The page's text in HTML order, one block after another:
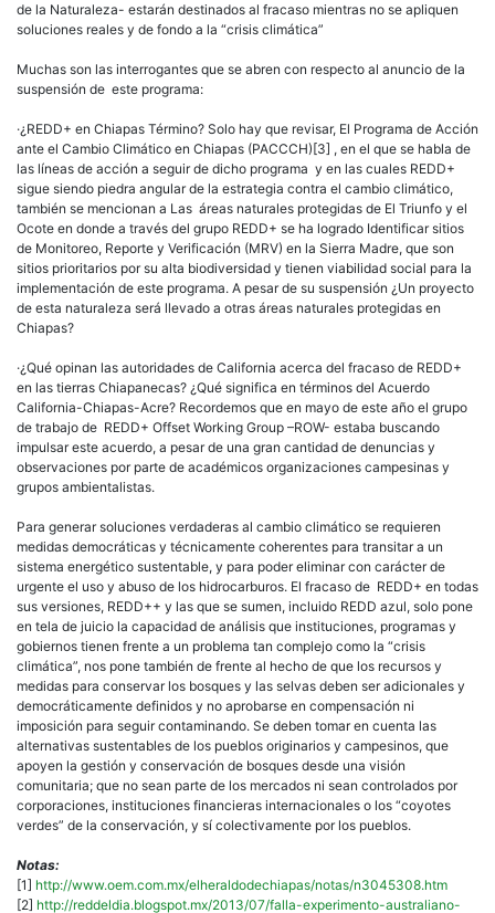
de la Naturaleza- estarán destinados al fracaso mientras no se apliquen
soluciones reales y de fondo a la “crisis climática”
Muchas son las interrogantes que se abren con respecto al anuncio de la
suspensión de este programa:
·¿REDD+ en Chiapas Término? Solo hay que revisar, El Programa de Acción
ante el Cambio Climático en Chiapas (PACCCH)[3] , en el que se habla de
las líneas de acción a seguir de dicho programa y en las cuales REDD+
sigue siendo piedra angular de la estrategia contra el cambio climático,
también se mencionan a Las áreas naturales protegidas de El Triunfo y el
Ocote en donde a través del grupo REDD+ se ha logrado Identificar sitios
de Monitoreo, Reporte y Verificación (MRV) en la Sierra Madre, que son
sitios prioritarios por su alta biodiversidad y tienen viabilidad social para la
implementación de este programa. A pesar de su suspensión ¿Un proyecto
de esta naturaleza será llevado a otras áreas naturales protegidas en
Chiapas?
·¿Qué opinan las autoridades de California acerca del fracaso de REDD+
en las tierras Chiapanecas? ¿Qué significa en términos del Acuerdo
California-Chiapas-Acre? Recordemos que en mayo de este año el grupo
de trabajo de REDD+ Offset Working Group –ROW- estaba buscando
impulsar este acuerdo, a pesar de una gran cantidad de denuncias y
observaciones por parte de académicos organizaciones campesinas y
grupos ambientalistas.
Para generar soluciones verdaderas al cambio climático se requieren
medidas democráticas y técnicamente coherentes para transitar a un
sistema energético sustentable, y para poder eliminar con carácter de
urgente el uso y abuso de los hidrocarburos. El fracaso de REDD+ en todas
sus versiones, REDD++ y las que se sumen, incluido REDD azul, solo pone
en tela de juicio la capacidad de análisis que instituciones, programas y
gobiernos tienen frente a un problema tan complejo como la “crisis
climática”, nos pone también de frente al hecho de que los recursos y
medidas para conservar los bosques y las selvas deben ser adicionales y
democráticamente definidos y no aprobarse en compensación ni
imposición para seguir contaminando. Se deben tomar en cuenta las
alternativas sustentables de los pueblos originarios y campesinos, que
apoyen la gestión y conservación de bosques desde una visión
comunitaria; que no sean parte de los mercados ni sean controlados por
corporaciones, instituciones financieras internacionales o los “coyotes
verdes” de la conservación, y sí colectivamente por los pueblos.
Notas:
[1] http://www.oem.com.mx/elheraldodechiapas/notas/n3045308.htm
[2] http://reddeldia.blogspot.mx/2013/07/falla-experimento-australiano-